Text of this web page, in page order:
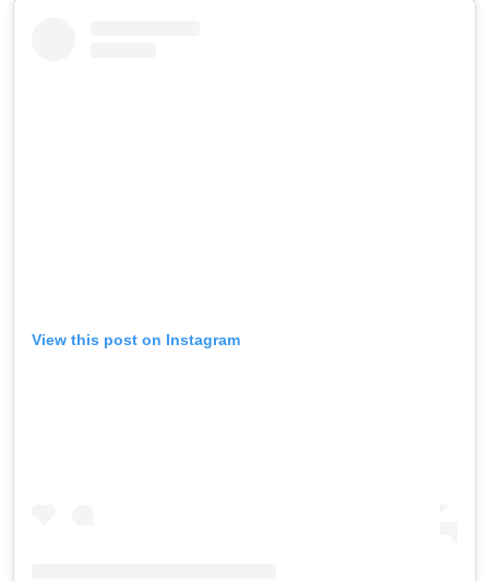
View this post on Instagram